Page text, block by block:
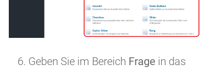
Geben Sie im Bereich Frage in das